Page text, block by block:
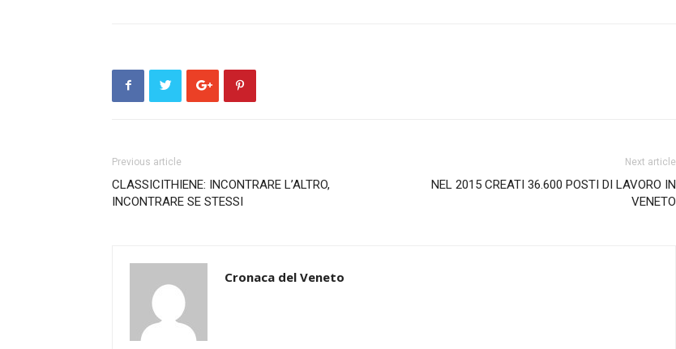
Previous article
CLASSICITHIENE: INCONTRARE L’ALTRO,
INCONTRARE SE STESSI
Next article
NEL 2015 CREATI 36.600 POSTI DI LAVORO IN
VENETO
Cronaca del Veneto